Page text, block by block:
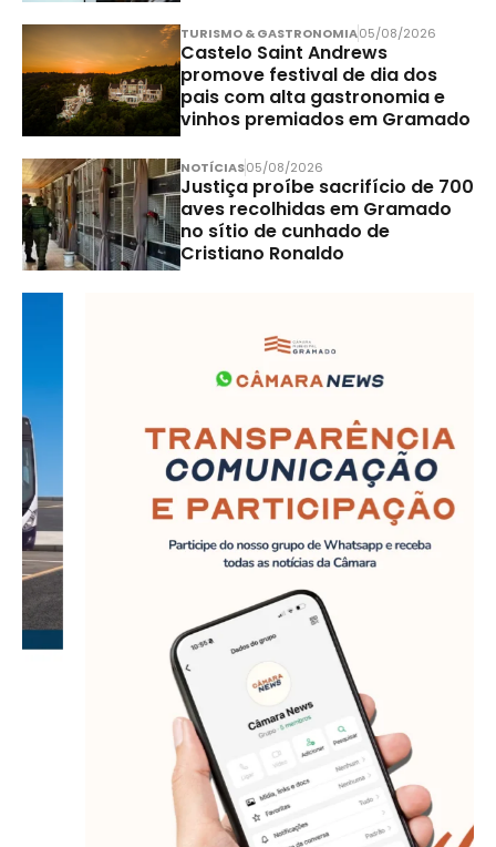
TURISMO & GASTRONOMIA05/08/2026
Castelo Saint Andrews
promove festival de dia dos
pais com alta gastronomia e
vinhos premiados em Gramado
NOTÍCIAS05/08/2026
Justiça proíbe sacrifício de 700
aves recolhidas em Gramado
no sítio de cunhado de
Cristiano Ronaldo